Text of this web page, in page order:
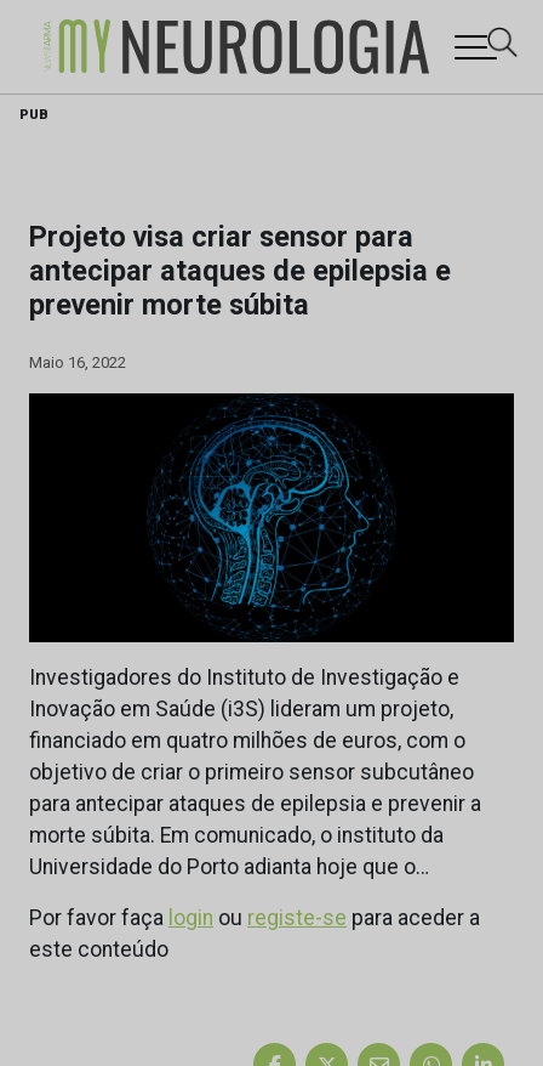
Skip
PUB
Projeto visa criar sensor para
antecipar ataques de epilepsia e
prevenir morte súbita
Maio 16, 2022
Investigadores do Instituto de Investigação e
Inovação em Saúde (i3S) lideram um projeto,
financiado em quatro milhões de euros, com o
objetivo de criar o primeiro sensor subcutâneo
para antecipar ataques de epilepsia e prevenir a
morte súbita. Em comunicado, o instituto da
Universidade do Porto adianta hoje que o…
Por favor faça login ou registe-se para aceder a
este conteúdo